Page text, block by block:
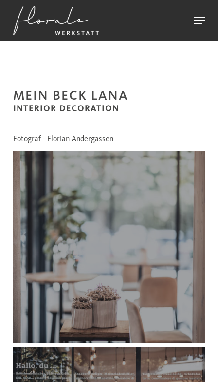
main
content
Menu
MEIN BECK LANA
INTERIOR DECORATION
Fotograf - Florian Andergassen
Menu